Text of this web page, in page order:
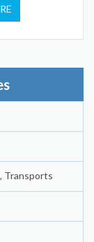
Transports